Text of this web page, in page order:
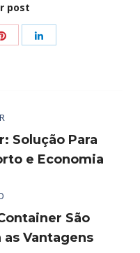
post
Solução Para
e Economia
São
Vantagens